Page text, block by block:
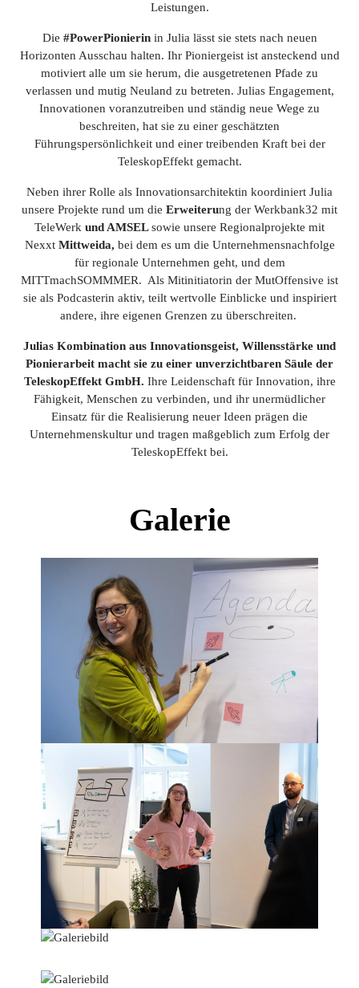
Leistungen.
Die #PowerPionierinin Julia lässt sie stets nach neuen
Horizonten Ausschau halten. Ihr Pioniergeist ist ansteckend und
motiviert alle um sie herum, die ausgetretenen Pfade zu
verlassen und mutig Neuland zu betreten. Julias Engagement,
Innovationen voranzutreiben und ständig neue Wege zu
beschreiten, hat sie zu einer geschätzten
Führungspersönlichkeit und einer treibenden Kraft bei der
TeleskopEffekt gemacht.
Neben ihrer Rolle als Innovationsarchitektin koordiniert Julia
unsere Projekte rund um die Erweiterung der Werkbank32 mit
TeleWerk und AMSELsowie unsere Regionalprojekte mit
NexxtMittweida, bei dem es um die Unternehmensnachfolge
für regionale Unternehmen geht, und dem
MITTmachSOMMMER. Als Mitinitiatorin der MutOffensive ist
sie als Podcasterin aktiv, teilt wertvolle Einblicke und inspiriert
andere, ihre eigenen Grenzen zu überschreiten.
Julias Kombination aus Innovationsgeist, Willensstärke und
Pionierarbeit macht sie zu einer unverzichtbaren Säule der
TeleskopEffekt GmbH. Ihre Leidenschaft für Innovation, ihre
Fähigkeit, Menschen zu verbinden, und ihr unermüdlicher
Einsatz für die Realisierung neuer Ideen prägen die
Unternehmenskultur und tragen maßgeblich zum Erfolg der
TeleskopEffekt bei.
Galerie